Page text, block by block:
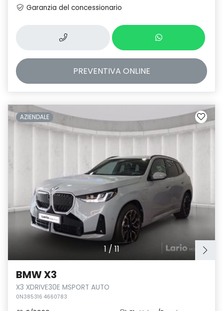
Garanzia del concessionario
PREVENTIVA ONLINE
1/11
AZIENDALE
BMW X3
X3 XDRIVE30E MSPORT AUTO
0N385316 4660783